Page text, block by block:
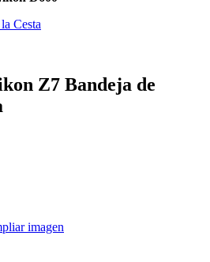
Cesta
Z7 Bandeja de
imagen